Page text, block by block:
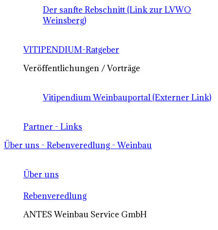
Der sanfte Rebschnitt (Link zur LVWO
Weinsberg)
VITIPENDIUM-Ratgeber
Veröffentlichungen / Vorträge
Vitipendium Weinbauportal (Externer Link)
Partner - Links
Über uns - Rebenveredlung - Weinbau
Über uns
Rebenveredlung
ANTES Weinbau Service GmbH